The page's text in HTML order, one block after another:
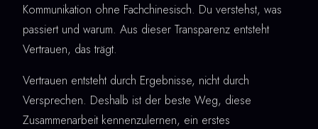
Kommunikation ohne Fachchinesisch. Du verstehst, was
passiert und warum. Aus dieser Transparenz entsteht
Vertrauen, das trägt.
Vertrauen entsteht durch Ergebnisse, nicht durch
Versprechen. Deshalb ist der beste Weg, diese
Zusammenarbeit kennenzulernen, ein erstes